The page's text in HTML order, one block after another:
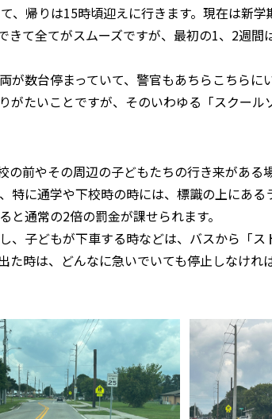
、帰りは15時頃迎えに行きます。現在は新学
きて全てがスムーズですが、最初の1、2週間
数台停まっていて、警官もあちらこちらにい
がたいことですが、そのいわゆる「スクール
の前やその周辺の子どもたちの行き来がある
特に通学や下校時の時には、標識の上にある
通常の2倍の罰金が課せられます。
、子どもが下車する時などは、バスから「ス
た時は、どんなに急いでいても停止しなけれ